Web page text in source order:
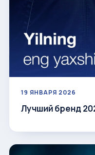
19 ЯНВАРЯ 2026
Лучший бренд